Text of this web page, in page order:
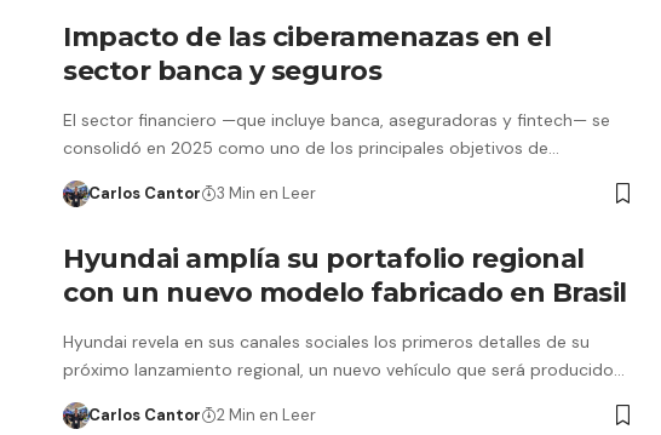
Impacto de las ciberamenazas en el
sector banca y seguros
El sector financiero —que incluye banca, aseguradoras y fintech— se
consolidó en 2025 como uno de los principales objetivos de…
Carlos Cantor 3 Min en Leer
Hyundai amplía su portafolio regional
con un nuevo modelo fabricado en Brasil
Hyundai revela en sus canales sociales los primeros detalles de su
próximo lanzamiento regional, un nuevo vehículo que será producido…
Carlos Cantor 2 Min en Leer